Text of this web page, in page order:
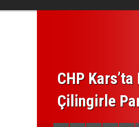
CHP
Çilingirle